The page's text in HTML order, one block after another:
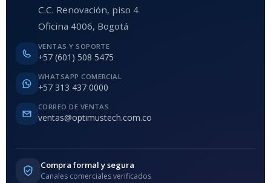
C.C. Renovación, piso 4
Oficina 4006, Bogotá
VENTAS Y SOPORTE
+57 (601) 508 5475
WHATSAPP COMERCIAL
+57 313 437 0000
CORREO DE VENTAS
ventas@optimustech.com.co
Compra formal y segura
Canales comerciales verificados